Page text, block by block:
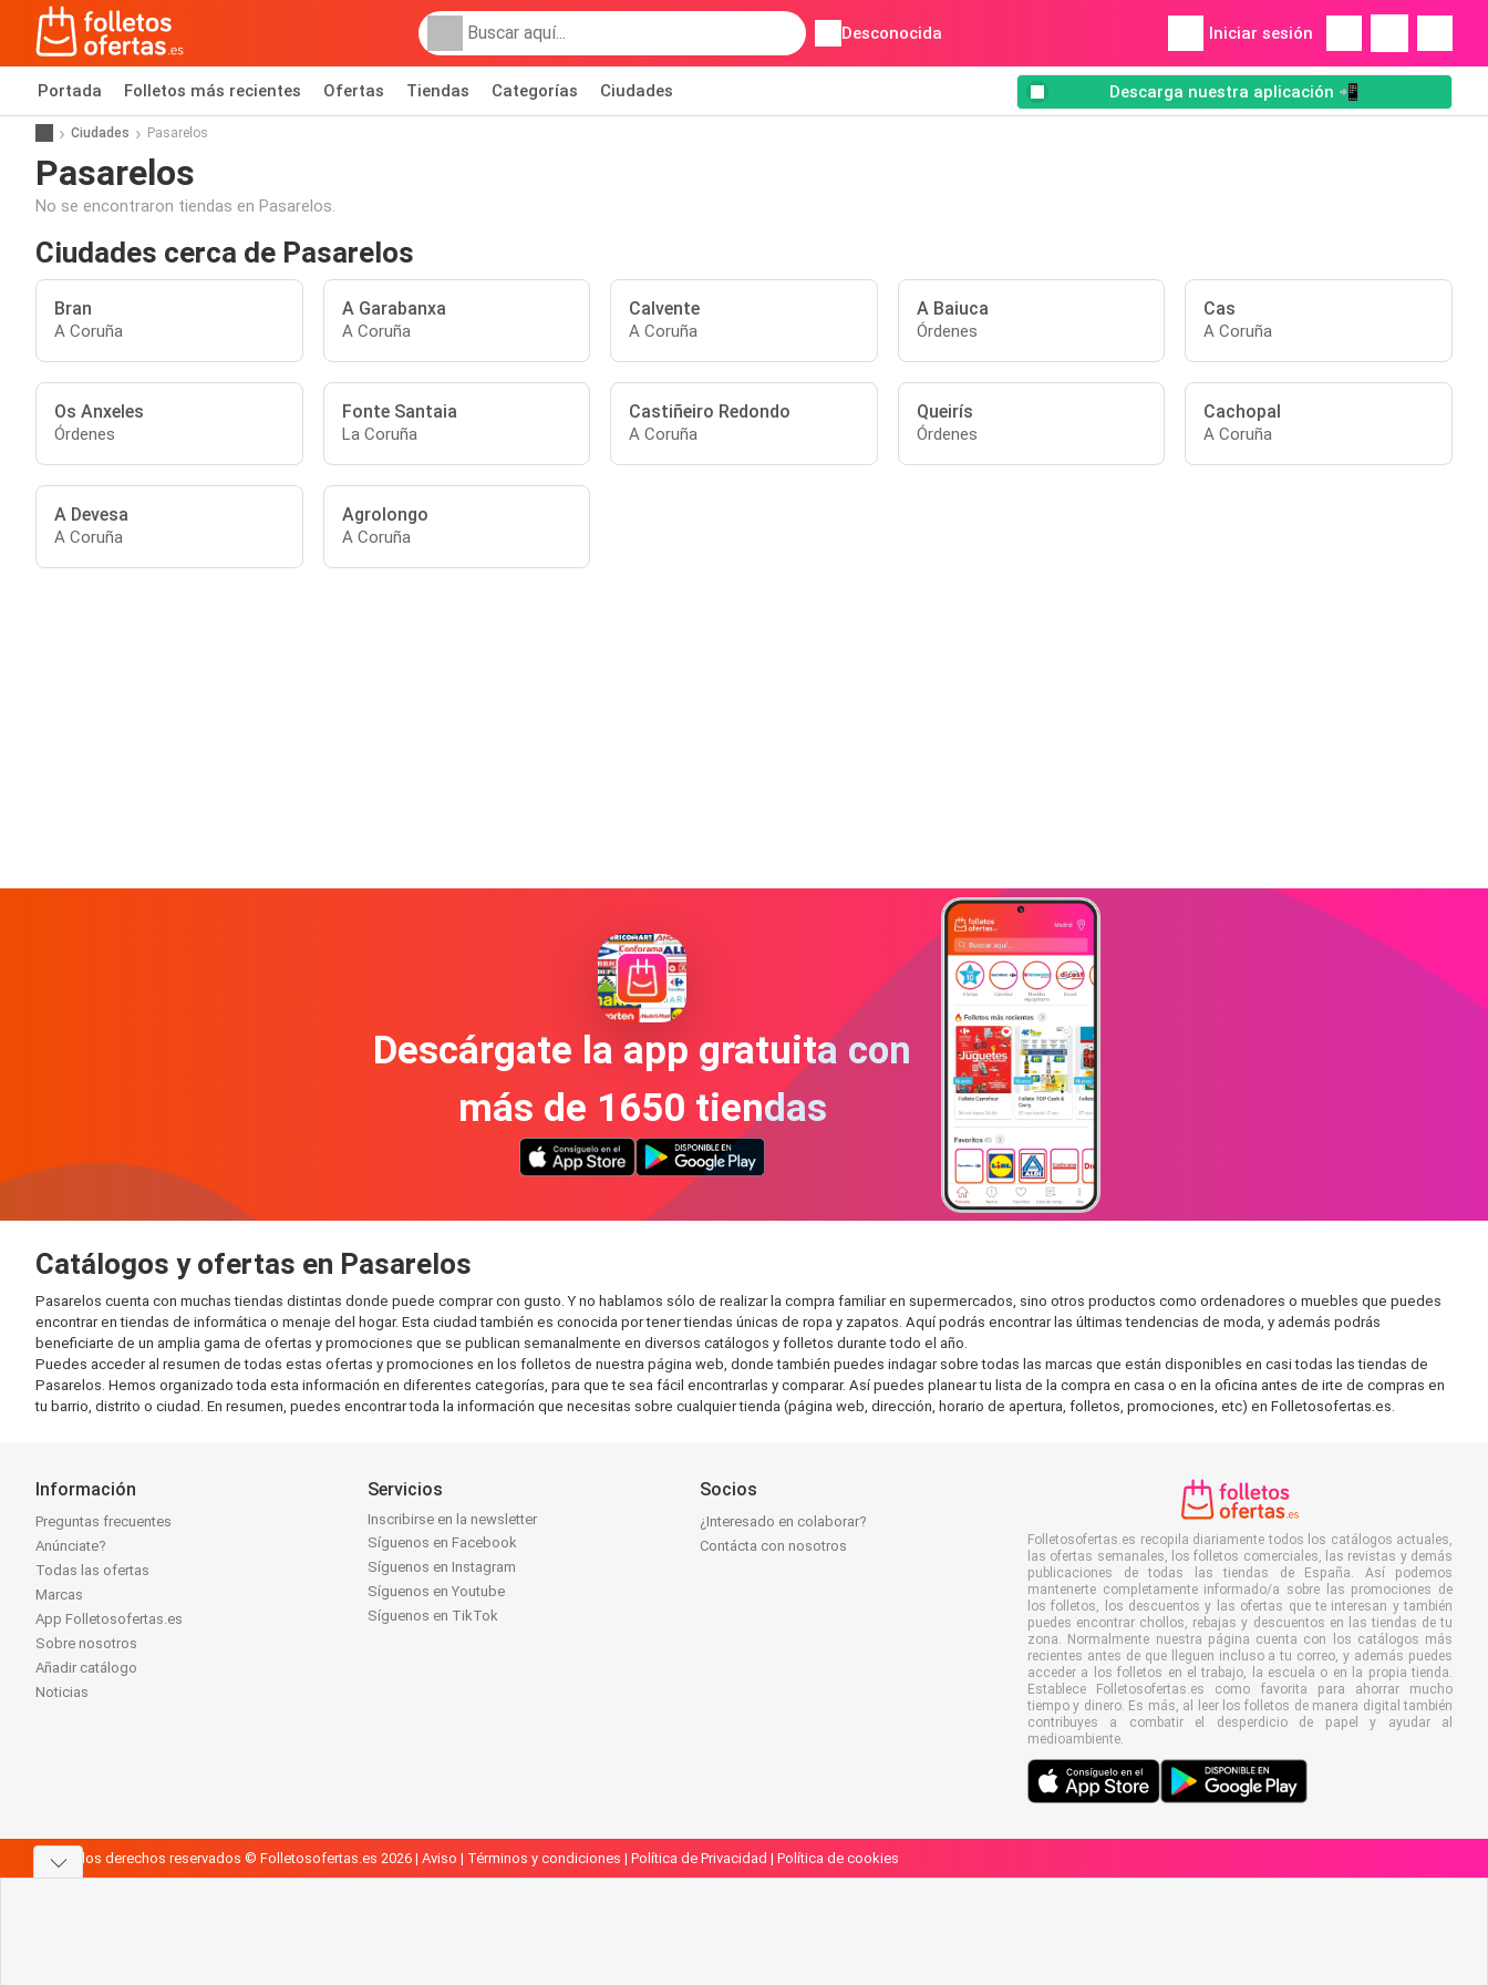
Desconocida Iniciar sesión
Portada Folletos más recientes Ofertas Tiendas Categorías Ciudades Descarga nuestra aplicación 📲
Ciudades Pasarelos
Pasarelos
No se encontraron tiendas en Pasarelos.
Ciudades cerca de Pasarelos
Bran
A Coruña
A Garabanxa
A Coruña
Calvente
A Coruña
A Baiuca
Órdenes
Cas
A Coruña
Os Anxeles
Órdenes
Fonte Santaia
La Coruña
Castiñeiro Redondo
A Coruña
Queirís
Órdenes
Cachopal
A Coruña
A Devesa
A Coruña
Agrolongo
A Coruña
Descárgate la app gratuita con
más de 1650 tiendas
Catálogos y ofertas en Pasarelos
Pasarelos cuenta con muchas tiendas distintas donde puede comprar con gusto. Y no hablamos sólo de realizar la compra familiar en supermercados, sino otros productos como ordenadores o muebles que puedes
encontrar en tiendas de informática o menaje del hogar. Esta ciudad también es conocida por tener tiendas únicas de ropa y zapatos. Aquí podrás encontrar las últimas tendencias de moda, y además podrás
beneficiarte de un amplia gama de ofertas y promociones que se publican semanalmente en diversos catálogos y folletos durante todo el año.
Puedes acceder al resumen de todas estas ofertas y promociones en los folletos de nuestra página web, donde también puedes indagar sobre todas las marcas que están disponibles en casi todas las tiendas de
Pasarelos. Hemos organizado toda esta información en diferentes categorías, para que te sea fácil encontrarlas y comparar. Así puedes planear tu lista de la compra en casa o en la oficina antes de irte de compras en
tu barrio, distrito o ciudad. En resumen, puedes encontrar toda la información que necesitas sobre cualquier tienda (página web, dirección, horario de apertura, folletos, promociones, etc) en Folletosofertas.es.
Información
Preguntas frecuentes
Anúnciate?
Todas las ofertas
Marcas
App Folletosofertas.es
Sobre nosotros
Añadir catálogo
Noticias
Servicios
Inscribirse en la newsletter
Síguenos en Facebook
Síguenos en Instagram
Síguenos en Youtube
Síguenos en TikTok
Socios
¿Interesado en colaborar?
Contácta con nosotros
Folletosofertas.es recopila diariamente todos los catálogos actuales,
las ofertas semanales, los folletos comerciales, las revistas y demás
publicaciones de todas las tiendas de España. Así podemos
mantenerte completamente informado/a sobre las promociones de
los folletos, los descuentos y las ofertas que te interesan y también
puedes encontrar chollos, rebajas y descuentos en las tiendas de tu
zona. Normalmente nuestra página cuenta con los catálogos más
recientes antes de que lleguen incluso a tu correo, y además puedes
acceder a los folletos en el trabajo, la escuela o en la propia tienda.
Establece Folletosofertas.es como favorita para ahorrar mucho
tiempo y dinero. Es más, al leer los folletos de manera digital también
contribuyes a combatir el desperdicio de papel y ayudar al
medioambiente.
Todos los derechos reservados © Folletosofertas.es 2026 | Aviso | Términos y condiciones | Política de Privacidad | Política de cookies